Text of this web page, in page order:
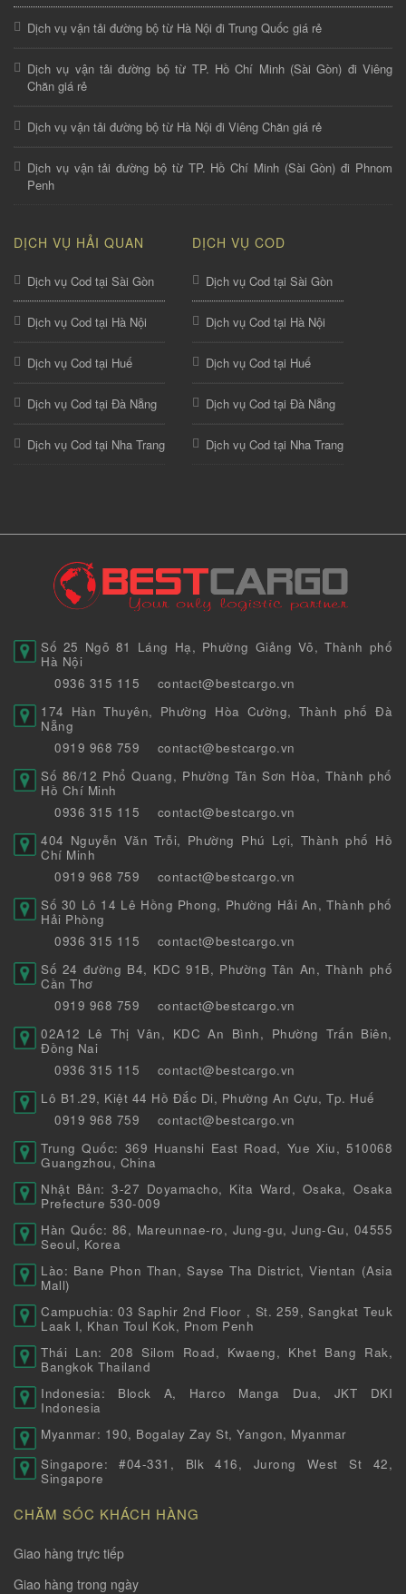
Dịch vụ vận tải đường bộ từ Hà Nội đi Trung Quốc giá rẻ
Dịch vụ vận tải đường bộ từ TP. Hồ Chí Minh (Sài Gòn) đi Viêng
Chăn giá rẻ
Dịch vụ vận tải đường bộ từ Hà Nội đi Viêng Chăn giá rẻ
Dịch vụ vận tải đường bộ từ TP. Hồ Chí Minh (Sài Gòn) đi Phnom
Penh
DỊCH VỤ HẢI QUAN
Dịch vụ Cod tại Sài Gòn
Dịch vụ Cod tại Hà Nội
Dịch vụ Cod tại Huế
Dịch vụ Cod tại Đà Nẵng
Dịch vụ Cod tại Nha Trang
DỊCH VỤ COD
Dịch vụ Cod tại Sài Gòn
Dịch vụ Cod tại Hà Nội
Dịch vụ Cod tại Huế
Dịch vụ Cod tại Đà Nẵng
Dịch vụ Cod tại Nha Trang
Số 25 Ngõ 81 Láng Hạ, Phường Giảng Võ, Thành phố
Hà Nội
0936 315 115
contact@bestcargo.vn
174 Hàn Thuyên, Phường Hòa Cường, Thành phố Đà
Nẵng
0919 968 759
contact@bestcargo.vn
Số 86/12 Phổ Quang, Phường Tân Sơn Hòa, Thành phố
Hồ Chí Minh
0936 315 115
contact@bestcargo.vn
404 Nguyễn Văn Trỗi, Phường Phú Lợi, Thành phố Hồ
Chí Minh
0919 968 759
contact@bestcargo.vn
Số 30 Lô 14 Lê Hồng Phong, Phường Hải An, Thành phố
Hải Phòng
0936 315 115
contact@bestcargo.vn
Số 24 đường B4, KDC 91B, Phường Tân An, Thành phố
Cần Thơ
0919 968 759
contact@bestcargo.vn
02A12 Lê Thị Vân, KDC An Bình, Phường Trấn Biên,
Đồng Nai
0936 315 115
contact@bestcargo.vn
Lô B1.29, Kiệt 44 Hồ Đắc Di, Phường An Cựu, Tp. Huế
0919 968 759
contact@bestcargo.vn
Trung Quốc: 369 Huanshi East Road, Yue Xiu, 510068
Guangzhou, China
Nhật Bản: 3-27 Doyamacho, Kita Ward, Osaka, Osaka
Prefecture 530-009
Hàn Quốc: 86, Mareunnae-ro, Jung-gu, Jung-Gu, 04555
Seoul, Korea
Lào: Bane Phon Than, Sayse Tha District, Vientan (Asia
Mall)
Campuchia: 03 Saphir 2nd Floor , St. 259, Sangkat Teuk
Laak I, Khan Toul Kok, Pnom Penh
Thái Lan: 208 Silom Road, Kwaeng, Khet Bang Rak,
Bangkok Thailand
Indonesia: Block A, Harco Manga Dua, JKT DKI
Indonesia
Myanmar: 190, Bogalay Zay St, Yangon, Myanmar
Singapore: #04-331, Blk 416, Jurong West St 42,
Singapore
CHĂM SÓC KHÁCH HÀNG
Giao hàng trực tiếp
Giao hàng trong ngày